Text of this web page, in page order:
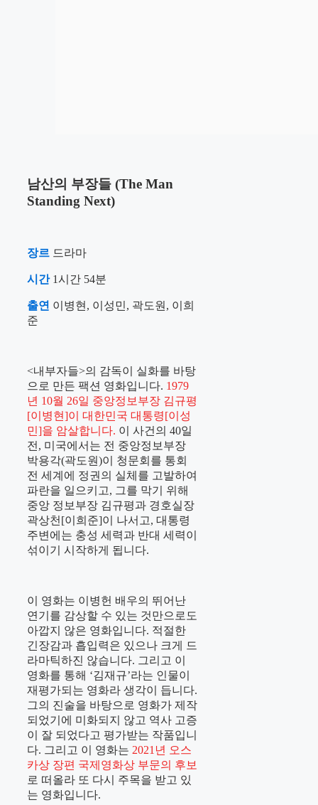
남산의 부장들 (The Man
Standing Next)
장르 드라마
시간1시간 54분
출연 이병현, 이성민, 곽도원, 이희
준
<내부자들>의 감독이 실화를 바탕
으로 만든 팩션 영화입니다. 1979
년 10월 26일 중앙정보부장 김규평
[이병현]이 대한민국 대통령[이성
민]을 암살합니다. 이 사건의 40일
전, 미국에서는 전 중앙정보부장
박용각(곽도원)이 청문회를 통회
전 세계에 정권의 실체를 고발하여
파란을 일으키고, 그를 막기 위해
중앙 정보부장 김규평과 경호실장
곽상천[이희준]이 나서고, 대통령
주변에는 충성 세력과 반대 세력이
섞이기 시작하게 됩니다.
이 영화는 이병헌 배우의 뛰어난
연기를 감상할 수 있는 것만으로도
아깝지 않은 영화입니다. 적절한
긴장감과 흡입력은 있으나 크게 드
라마틱하진 않습니다. 그리고 이
영화를 통해 ‘김재규’라는 인물이
재평가되는 영화라 생각이 듭니다.
그의 진술을 바탕으로 영화가 제작
되었기에 미화되지 않고 역사 고증
이 잘 되었다고 평가받는 작품입니
다. 그리고 이 영화는 2021년 오스
카상 장편 국제영화상 부문의 후보
로 떠올라 또 다시 주목을 받고 있
는 영화입니다.